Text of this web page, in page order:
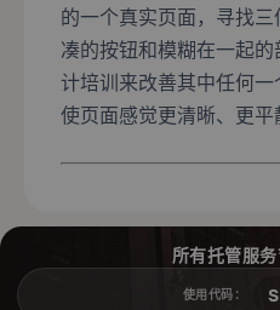
的一个真实页面，寻找
凑的按钮和模糊在一起
计培训来改善其中任何
使页面感觉更清晰、更平
所有托管服
使用代码：